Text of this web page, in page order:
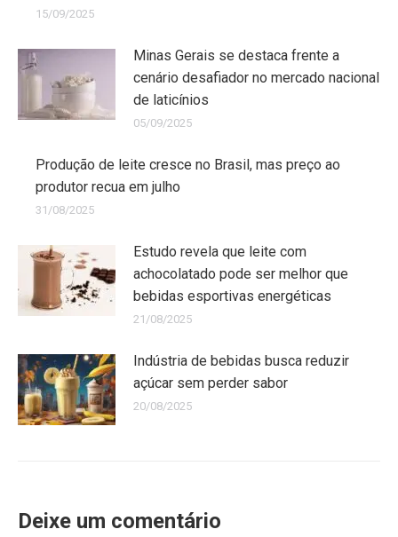
15/09/2025
Minas Gerais se destaca frente a
cenário desafiador no mercado nacional
de laticínios
05/09/2025
Produção de leite cresce no Brasil, mas preço ao
produtor recua em julho
31/08/2025
Estudo revela que leite com
achocolatado pode ser melhor que
bebidas esportivas energéticas
21/08/2025
Indústria de bebidas busca reduzir
açúcar sem perder sabor
20/08/2025
Deixe um comentário